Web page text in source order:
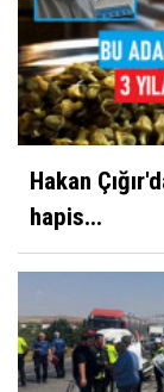
Hakan
hapis...